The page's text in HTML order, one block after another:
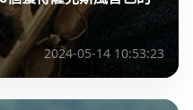
2024-05-14 10:53:23